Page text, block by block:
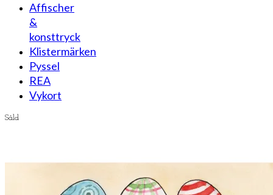
Affischer
&
konsttryck
Klistermärken
Pyssel
REA
Vykort
Såld